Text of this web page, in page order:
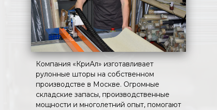
Компания «КриАл» изготавливает
рулонные шторы на собственном
производстве в Москве. Огромные
складские запасы, производственные
мощности и многолетний опыт, помогают